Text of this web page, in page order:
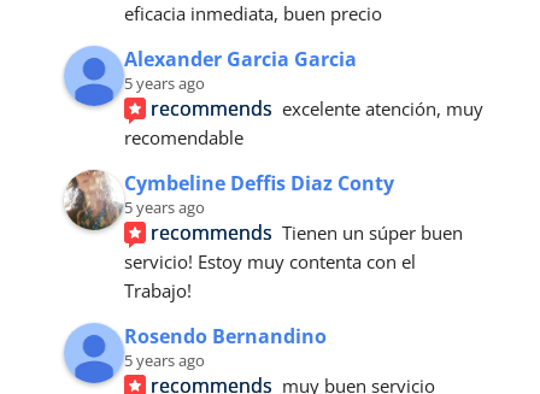
eficacia inmediata, buen precio
Alexander Garcia Garcia
5 years ago
recommends excelente atención, muy
recomendable
Cymbeline Deffis Diaz Conty
5 years ago
recommends Tienen un súper buen
servicio! Estoy muy contenta con el
Trabajo!
Rosendo Bernandino
5 years ago
recommends muy buen servicio